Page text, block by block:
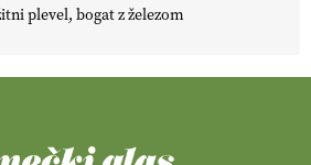
plevel, bogat z železom